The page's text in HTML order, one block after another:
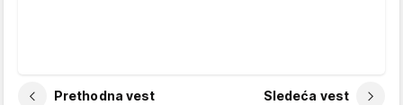
Prethodna vest Sledeća vest